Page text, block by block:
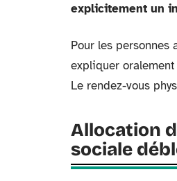
explicitement un
Pour les personnes
expliquer
Le rendez-vous
Allocation
sociale